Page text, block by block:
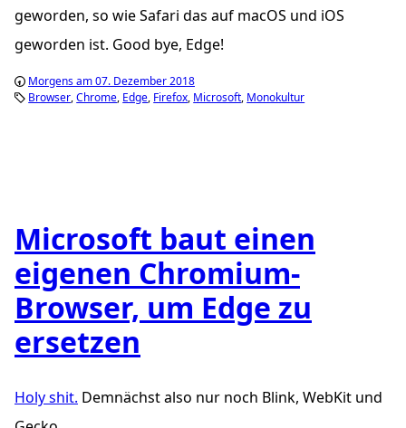
geworden, so wie Safari das auf macOS und iOS
geworden ist. Good bye, Edge!
Morgens am 07. Dezember 2018
Browser Chrome Edge Firefox Microsoft Monokultur
Microsoft baut einen
eigenen Chromium-
Browser, um Edge zu
ersetzen
Holy shit. Demnächst also nur noch Blink, WebKit und